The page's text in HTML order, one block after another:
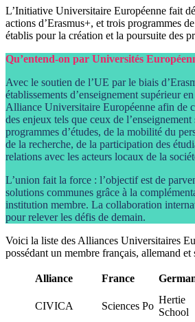
L’Initiative Universitaire Européenne fait
actions d’Erasmus+, et trois programmes
établis pour la création et la poursuite des
Qu’entend-on par Universités
Avec le soutien de l’UE par le biais
établissements d’enseignement supérieur
Alliance Universitaire Européenne afin de
des enjeux tels que ceux de l’enseignement
programmes d’études, de la mobilité du
de la recherche, de la participation des
relations avec les acteurs locaux de la
L’union fait la force : l’objectif est de
solutions communes grâce à la
institution membre. La collaboration
pour relever les défis de demain.
Voici la liste des Alliances Universitaires
possédant un membre français, allemand et
Alliance France
CIVICA Sciences Po
Hertie
School